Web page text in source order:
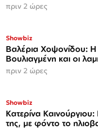
πριν 2 ώρες
Showbiz
Βαλέρια Χοψονίδου: Η
Βουλιαγμένη και οι
πριν 2 ώρες
Showbiz
Κατερίνα
της, με φόντο το